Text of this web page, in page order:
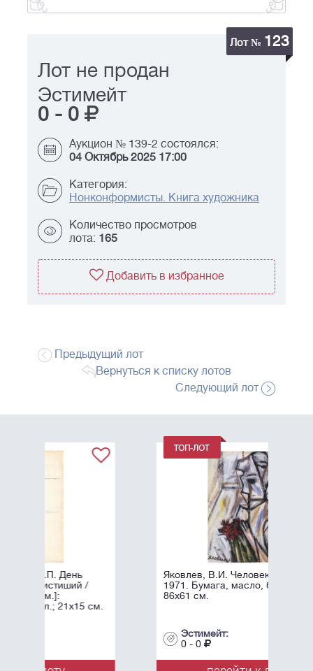
Лот № 123
Лот не продан
Эстимейт
0 - 0
Аукцион № 139-2 состоялся:
04 Октябрь 2025 17:00
Категория:
Нонконформисты. Книга художника
Количество просмотров
лота: 165
Добавить в избранное
Предыдущий лот
Вернуться к списку лотов
Следующий лот
Яковлев, В.И. Человек с цветком. -
1971. Бумага, масло, белила. -